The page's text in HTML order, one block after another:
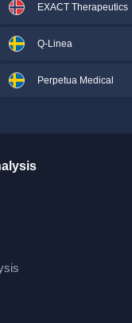
EXACT Therapeutics
Q-Linea
Perpetua Medical